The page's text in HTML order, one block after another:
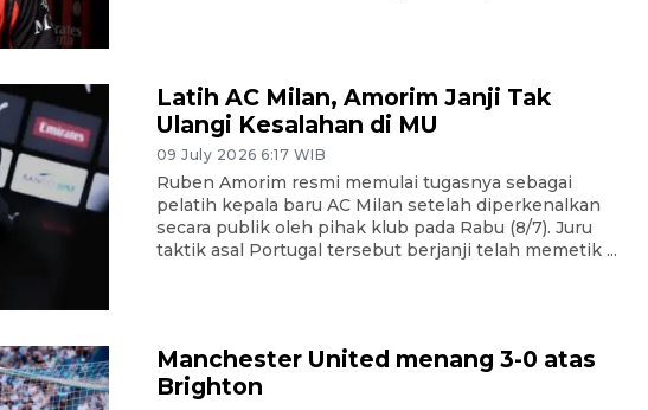
Latih AC Milan, Amorim Janji Tak
Ulangi Kesalahan di MU
09 July 2026 6:17 WIB
Ruben Amorim resmi memulai tugasnya sebagai
pelatih kepala baru AC Milan setelah diperkenalkan
secara publik oleh pihak klub pada Rabu (8/7). Juru
taktik asal Portugal tersebut berjanji telah memetik ...
Manchester United menang 3-0 atas
Brighton